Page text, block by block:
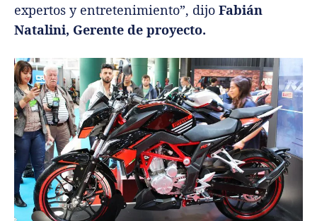
expertos y entretenimiento”, dijo Fabián
Natalini, Gerente de proyecto.